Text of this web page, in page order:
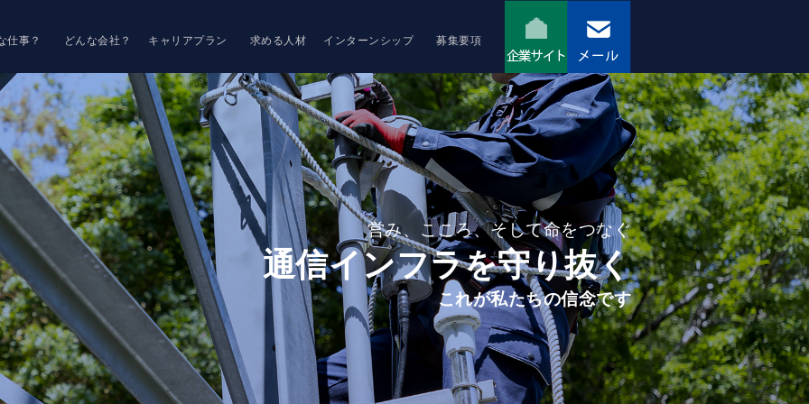
仕事？ どんな会社？ キャリアプラン 求める人材 インターンシップ 募集要項
営み、こころ、そして命をつなぐ
通信インフラを守り抜く
これが私たちの信念です